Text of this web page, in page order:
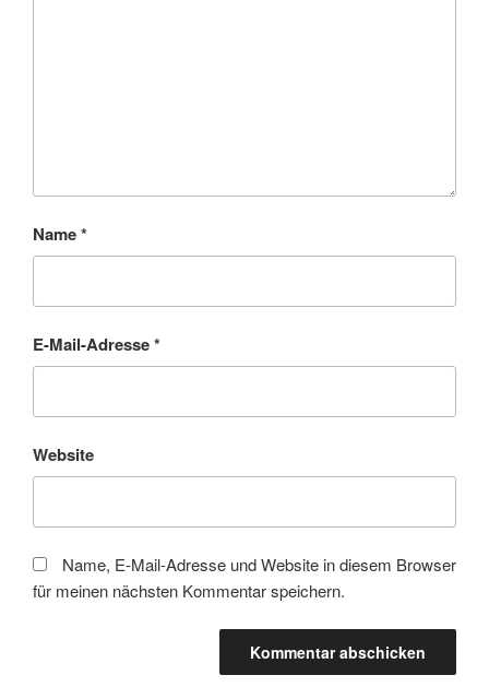
Name*
E-Mail-Adresse*
Website
Name, E-Mail-Adresse und Website in diesem Browser
für meinen nächsten Kommentar speichern.